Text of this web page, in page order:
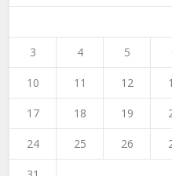
3 4 5
10 11 12
17 18 19
24 25 26